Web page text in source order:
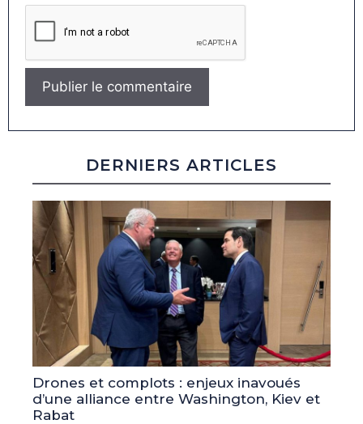
DERNIERS ARTICLES
Drones et complots : enjeux inavoués
d’une alliance entre Washington, Kiev et
Rabat